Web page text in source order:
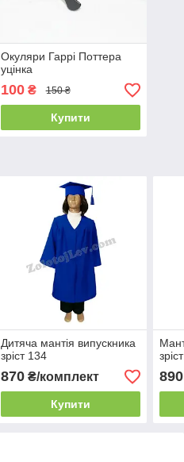
Окуляри Гаррі Поттера
уцінка
100₴ 150 ₴
Купити
Дитяча мантія випускника
зріст 134
870₴/комплект
Купити
890